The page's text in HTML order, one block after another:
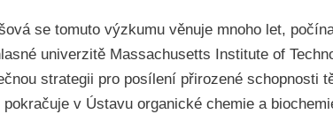
se tomuto výzkumu věnuje mnoho let,
univerzitě Massachusetts Institute of
strategii pro posílení přirozené schopnosti
v Ústavu organické chemie a